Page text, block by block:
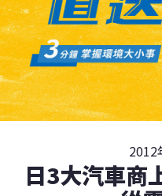
2012
日3大汽車商